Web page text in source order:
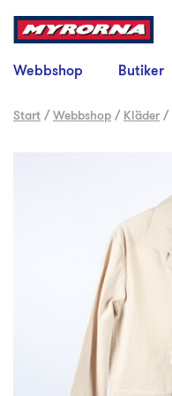
Webbshop Butiker
Start /Webbshop / Kläder /